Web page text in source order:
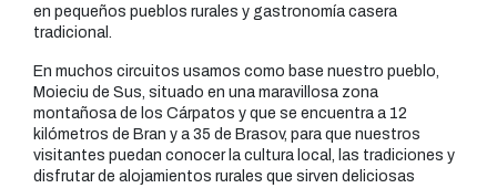
en pequeños pueblos rurales y gastronomía casera
tradicional.
En muchos circuitos usamos como base nuestro pueblo,
Moieciu de Sus, situado en una maravillosa zona
montañosa de los Cárpatos y que se encuentra a 12
kilómetros de Bran y a 35 de Brasov, para que nuestros
visitantes puedan conocer la cultura local, las tradiciones y
disfrutar de alojamientos rurales que sirven deliciosas